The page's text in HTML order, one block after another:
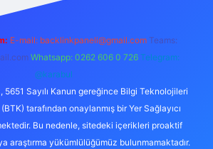
E-mail: backlinkpaneli@gmail.com Teams:
Whatsapp: 0262 606 0 726 Telegram:
@karabul
5651 Sayılı Kanun gereğince Bilgi Teknolojileri
tarafından onaylanmış bir Yer Sağlayıcı
Bu nedenle, sitedeki içerikleri proaktif
araştırma yükümlülüğümüz bulunmamaktadır.